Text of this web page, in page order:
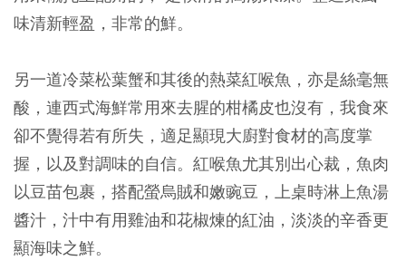
味清新輕盈，非常的鮮。
另一道冷菜松葉蟹和其後的熱菜紅喉魚，亦是絲毫無
酸，連西式海鮮常用來去腥的柑橘皮也沒有，我食來
卻不覺得若有所失，適足顯現大廚對食材的高度掌
握，以及對調味的自信。紅喉魚尤其別出心裁，魚肉
以豆苗包裹，搭配螢烏賊和嫩豌豆，上桌時淋上魚湯
醬汁，汁中有用雞油和花椒煉的紅油，淡淡的辛香更
顯海味之鮮。